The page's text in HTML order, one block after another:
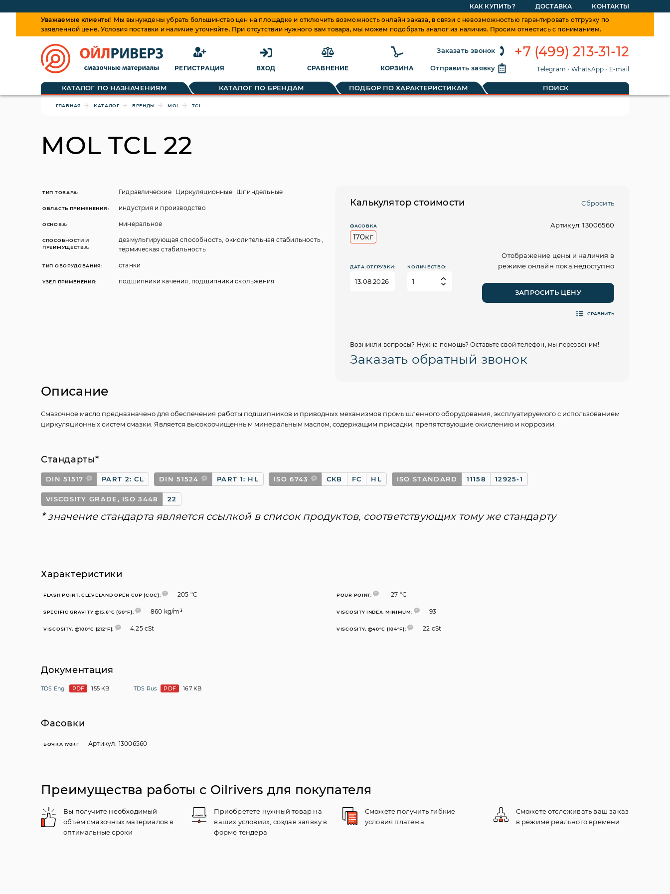
КАК КУПИТЬ? ДОСТАВКА
КОНТАКТЫ
Уважаемые клиенты! Мы вынуждены убрать большинство цен на площадке и отключить возможность онлайн заказа, в связи с невозможностью гарантировать отгрузку по
заявленной цене. Условия поставки и наличие уточняйте. При отсутствии нужного вам товара, мы можем подобрать аналог из наличия. Просим отнестись с пониманием.
РЕГИСТРАЦИЯ ВХОД СРАВНЕНИЕ КОРЗИНА
Заказать звонок
Отправить заявку
+7 (499) 213-31-12
Telegram • WhatsApp • E-mail
ПОИСК
ПОДБОР ПО ХАРАКТЕРИСТИКАМ
КАТАЛОГ ПО БРЕНДАМ
КАТАЛОГ ПО НАЗНАЧЕНИЯМ
Обращаем ваше внимание, что цена на товары динамически формируется на основании предложений поставщиков. Мне понятно, больше не показывать
ГЛАВНАЯ КАТАЛОГ БРЕНДЫ MOL TCL
MOL TCL 22
ТИП ТОВАРА: Гидравлические Циркуляционные Шпиндельные
ОБЛАСТЬ ПРИМЕНЕНИЯ: индустрия и производство
ОСНОВА: минеральное
СПОСОБНОСТИ И
ПРЕИМУЩЕСТВА:
деэмульгирующая способность, окислительная стабильность ,
термическая стабильность
ТИП ОБОРУДОВАНИЯ: станки
УЗЕЛ ПРИМЕНЕНИЯ: подшипники качения, подшипники скольжения
Калькулятор стоимости Сбросить
ФАСОВКА
170кг
ДАТА ОТГРУЗКИ: КОЛИЧЕСТВО:
Артикул: 13006560
Отображение цены и наличия в
режиме онлайн пока недоступно
ЗАПРОСИТЬ ЦЕНУ
СРАВНИТЬ
Возникли вопросы? Нужна помощь? Оставьте свой телефон, мы перезвоним!
Заказать обратный звонок
Описание
Смазочное масло предназначено для обеспечения работы подшипников и приводных механизмов промышленного оборудования, эксплуатируемого с использованием
циркуляционных систем смазки. Является высокоочищенным минеральным маслом, содержащим присадки, препятствующие окислению и коррозии.
Стандарты*
DIN 51517 PART 2: CL DIN 51524 PART 1: HL ISO 6743 CKB FC HL ISO STANDARD 11158 12925-1
VISCOSITY GRADE, ISO 3448 22
* значение стандарта является ссылкой в список продуктов, соответствующих тому же стандарту
Характеристики
FLASH POINT, CLEVELAND OPEN CUP (COC): 205 °C POUR POINT: -27 °C
SPECIFIC GRAVITY @15.6°C (60°F): 860 kg/m³ VISCOSITY INDEX, MINIMUM: 93
VISCOSITY, @100°C (212°F): 4.25 cSt VISCOSITY, @40°C (104°F): 22 cSt
Документация
TDS Eng PDF 155 KB TDS Rus PDF 167 KB
Фасовки
БОЧКА 170КГ Артикул: 13006560
Преимущества работы с Oilrivers для покупателя
Вы получите необходимый
объём смазочных материалов в
оптимальные сроки
Приобретете нужный товар на
ваших условиях, создав заявку в
форме тендера
Сможете получить гибкие
условия платежа
Сможете отслеживать ваш заказ
в режиме реального времени